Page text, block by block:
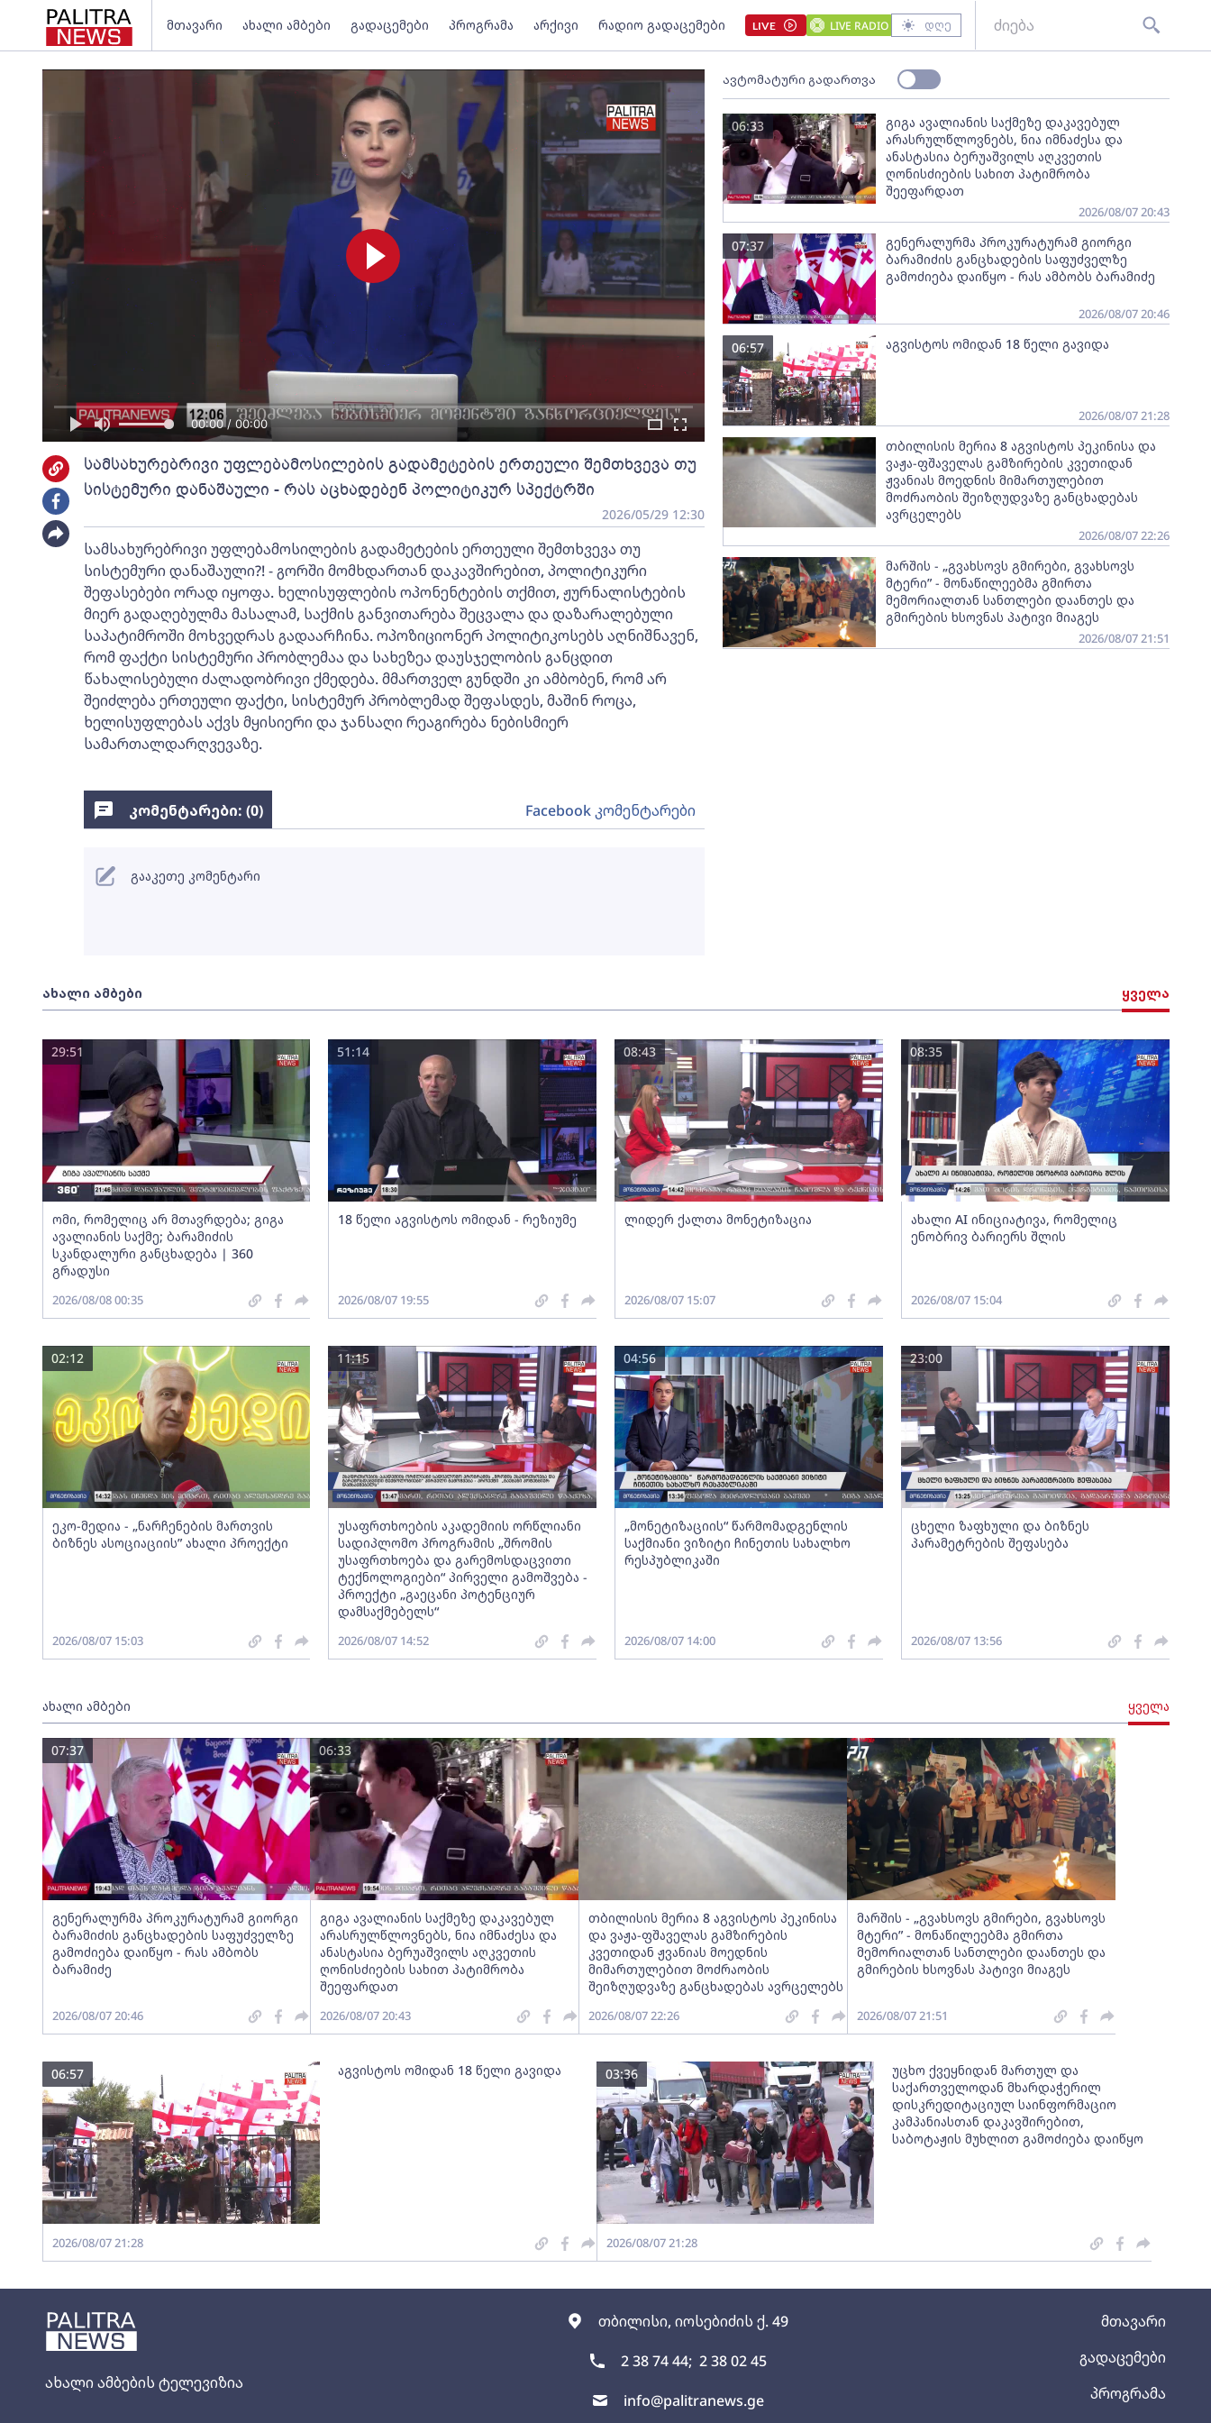
მთავარი ახალი ამბები გადაცემები პროგრამა არქივი რადიო გადაცემები LIVE LIVE RADIO დღე
ახალი ამბების ტელევიზია
თბილისი, იოსებიძის ქ. 49
2 38 74 44; 2 38 02 45
info@palitranews.ge
მთავარი
გადაცემები
პროგრამა
00:00 / 00:00
სამსახურებრივი უფლებამოსილების გადამეტების ერთეული შემთხვევა თუ
სისტემური დანაშაული - რას აცხადებენ პოლიტიკურ სპექტრში
2026/05/29 12:30
სამსახურებრივი უფლებამოსილების გადამეტების ერთეული შემთხვევა თუ
სისტემური დანაშაული?! - გორში მომხდართან დაკავშირებით, პოლიტიკური
შეფასებები ორად იყოფა. ხელისუფლების ოპონენტების თქმით, ჟურნალისტების
მიერ გადაღებულმა მასალამ, საქმის განვითარება შეცვალა და დაზარალებული
საპატიმროში მოხვედრას გადაარჩინა. ოპოზიციონერ პოლიტიკოსებს აღნიშნავენ,
რომ ფაქტი სისტემური პრობლემაა და სახეზეა დაუსჯელობის განცდით
წახალისებული ძალადობრივი ქმედება. მმართველ გუნდში კი ამბობენ, რომ არ
შეიძლება ერთეული ფაქტი, სისტემურ პრობლემად შეფასდეს, მაშინ როცა,
ხელისუფლებას აქვს მყისიერი და ჯანსაღი რეაგირება ნებისმიერ
სამართალდარღვევაზე.
ავტომატური გადართვა
გიგა ავალიანის საქმეზე დაკავებულ
არასრულწლოვნებს, ნია იმნაძესა და
ანასტასია ბერუაშვილს აღკვეთის
ღონისძიების სახით პატიმრობა
შეეფარდათ
06:33
2026/08/07 20:43
გენერალურმა პროკურატურამ გიორგი
ბარამიძის განცხადების საფუძველზე
გამოძიება დაიწყო - რას ამბობს ბარამიძე
07:37
2026/08/07 20:46
აგვისტოს ომიდან 18 წელი გავიდა
06:57
2026/08/07 21:28
თბილისის მერია 8 აგვისტოს პეკინისა და
ვაჟა-ფშაველას გამზირების კვეთიდან
ჟვანიას მოედნის მიმართულებით
მოძრაობის შეიზღუდვაზე განცხადებას
ავრცელებს
2026/08/07 22:26
მარშის - „გვახსოვს გმირები, გვახსოვს
მტერი” - მონაწილეებმა გმირთა
მემორიალთან სანთლები დაანთეს და
გმირების ხსოვნას პატივი მიაგეს
2026/08/07 21:51
ახალი ამბები ყველა
ომი, რომელიც არ მთავრდება; გიგა
ავალიანის საქმე; ბარამიძის
სკანდალური განცხადება | 360
გრადუსი
29:51
2026/08/08 00:35
18 წელი აგვისტოს ომიდან - რეზიუმე
51:14
2026/08/07 19:55
ლიდერ ქალთა მონეტიზაცია
08:43
2026/08/07 15:07
ახალი AI ინიციატივა, რომელიც
ენობრივ ბარიერს შლის
08:35
2026/08/07 15:04
ეკო-მედია - „ნარჩენების მართვის
ბიზნეს ასოციაციის” ახალი პროექტი
02:12
2026/08/07 15:03
უსაფრთხოების აკადემიის ორწლიანი
სადიპლომო პროგრამის „შრომის
უსაფრთხოება და გარემოსდაცვითი
ტექნოლოგიები“ პირველი გამოშვება -
პროექტი „გაეცანი პოტენციურ
დამსაქმებელს“
11:15
2026/08/07 14:52
„მონეტიზაციის“ წარმომადგენლის
საქმიანი ვიზიტი ჩინეთის სახალხო
რესპუბლიკაში
04:56
2026/08/07 14:00
ცხელი ზაფხული და ბიზნეს
პარამეტრების შეფასება
23:00
2026/08/07 13:56
ახალი ამბები ყველა
გენერალურმა პროკურატურამ გიორგი
ბარამიძის განცხადების საფუძველზე
გამოძიება დაიწყო - რას ამბობს
ბარამიძე
07:37
2026/08/07 20:46
გიგა ავალიანის საქმეზე დაკავებულ
არასრულწლოვნებს, ნია იმნაძესა და
ანასტასია ბერუაშვილს აღკვეთის
ღონისძიების სახით პატიმრობა
შეეფარდათ
06:33
2026/08/07 20:43
თბილისის მერია 8 აგვისტოს პეკინისა
და ვაჟა-ფშაველას გამზირების
კვეთიდან ჟვანიას მოედნის
მიმართულებით მოძრაობის
შეიზღუდვაზე განცხადებას ავრცელებს
2026/08/07 22:26
მარშის - „გვახსოვს გმირები, გვახსოვს
მტერი” - მონაწილეებმა გმირთა
მემორიალთან სანთლები დაანთეს და
გმირების ხსოვნას პატივი მიაგეს
2026/08/07 21:51
აგვისტოს ომიდან 18 წელი გავიდა
06:57
2026/08/07 21:28
უცხო ქვეყნიდან მართულ და
საქართველოდან მხარდაჭერილ
დისკრედიტაციულ საინფორმაციო
კამპანიასთან დაკავშირებით,
საბოტაჟის მუხლით გამოძიება დაიწყო
03:36
2026/08/07 21:28
კომენტარები: (0) Facebook კომენტარები
გააკეთე კომენტარი